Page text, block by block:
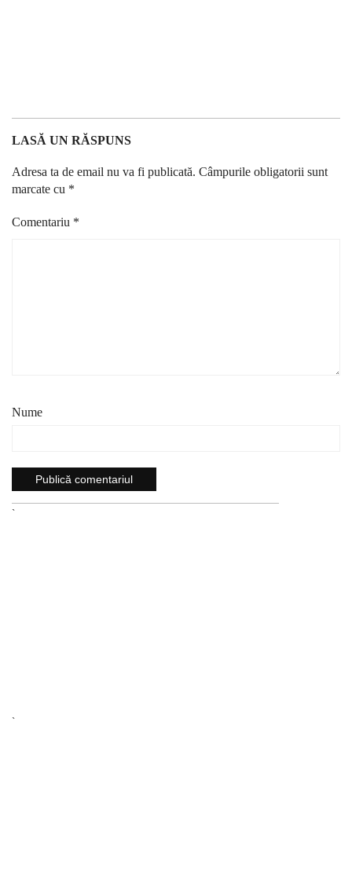
LASĂ UN RĂSPUNS
Adresa ta de email nu va fi publicată. Câmpurile obligatorii sunt
marcate cu *
Comentariu *
Nume
`
`